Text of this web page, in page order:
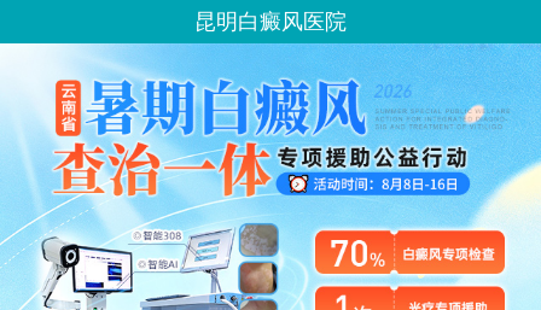
昆明白癜风医院